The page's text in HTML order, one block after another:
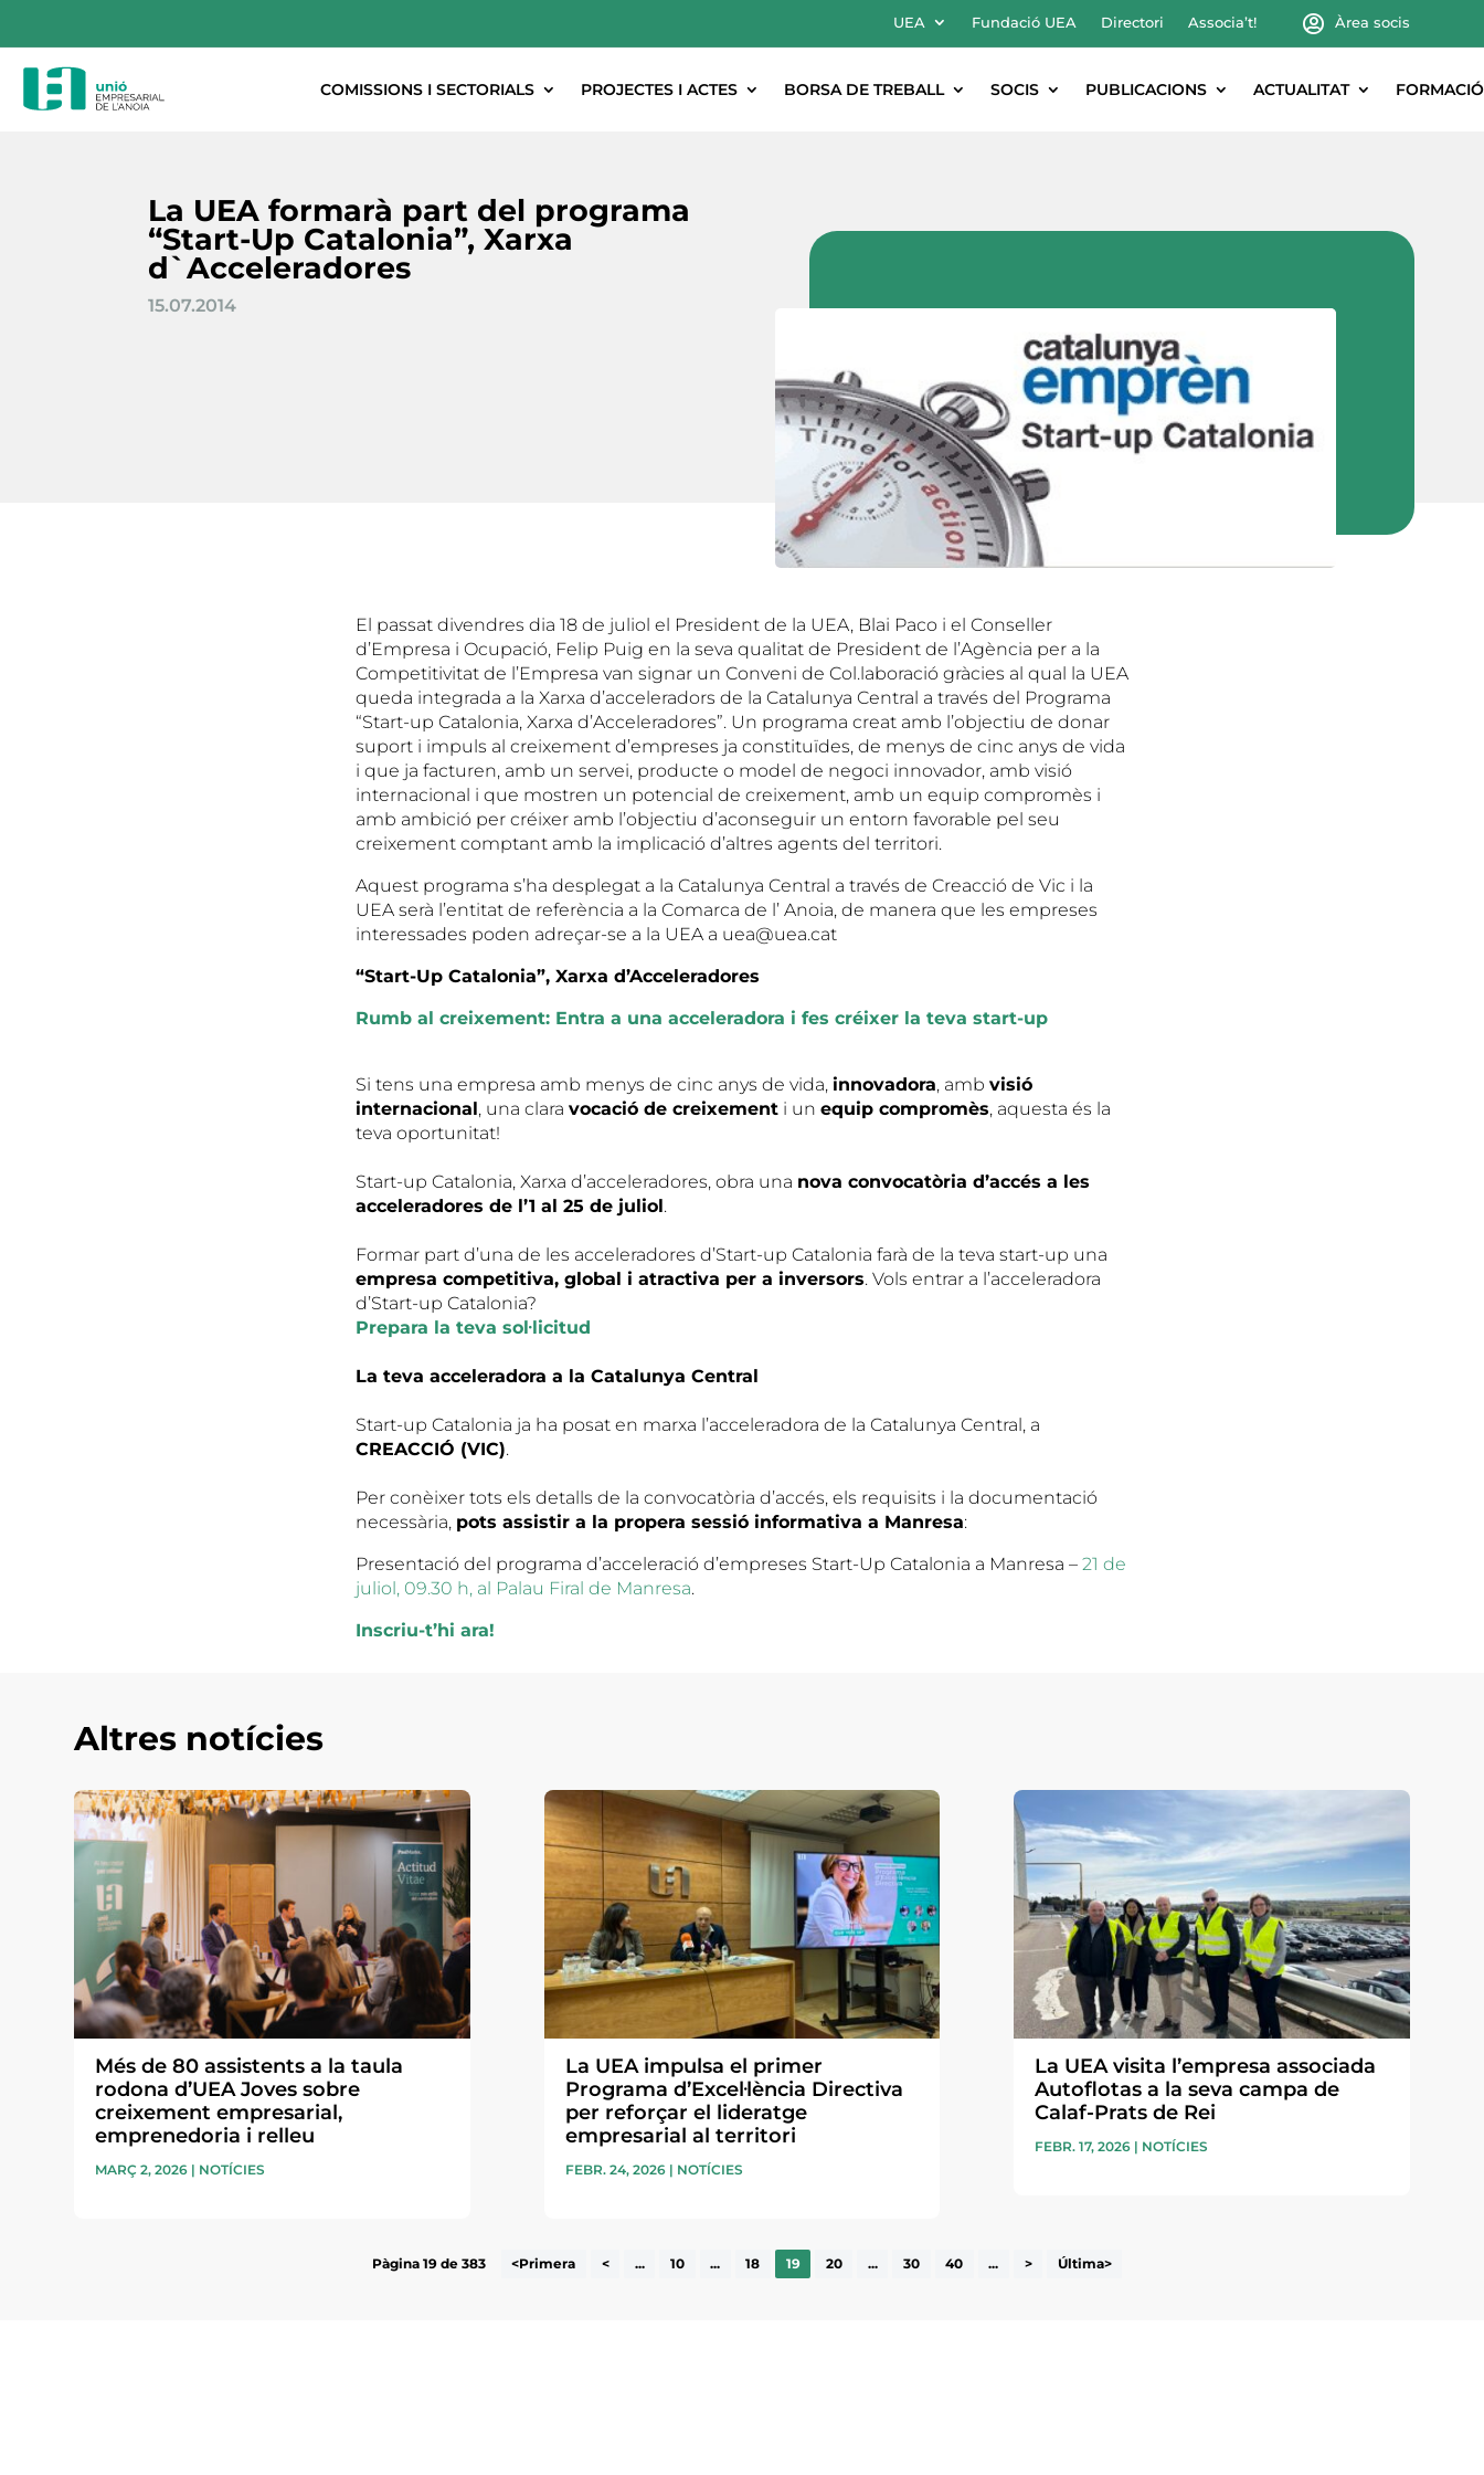
UEA Fundació UEA Directori Associa’t! Àrea socis
COMISSIONS I SECTORIALS PROJECTES I ACTES BORSA DE TREBALL SOCIS PUBLICACIONS ACTUALITAT FORMACIÓ
La UEA formarà part del programa
“Start-Up Catalonia”, Xarxa
d`Acceleradores
15.07.2014
El passat divendres dia 18 de juliol el President de la UEA, Blai Paco i el Conseller
d’Empresa i Ocupació, Felip Puig en la seva qualitat de President de l’Agència per a la
Competitivitat de l’Empresa van signar un Conveni de Col.laboració gràcies al qual la UEA
queda integrada a la Xarxa d’acceleradors de la Catalunya Central a través del Programa
“Start-up Catalonia, Xarxa d’Acceleradores”. Un programa creat amb l’objectiu de donar
suport i impuls al creixement d’empreses ja constituïdes, de menys de cinc anys de vida
i que ja facturen, amb un servei, producte o model de negoci innovador, amb visió
internacional i que mostren un potencial de creixement, amb un equip compromès i
amb ambició per créixer amb l’objectiu d’aconseguir un entorn favorable pel seu
creixement comptant amb la implicació d’altres agents del territori.
Aquest programa s’ha desplegat a la Catalunya Central a través de Creacció de Vic i la
UEA serà l’entitat de referència a la Comarca de l’ Anoia, de manera que les empreses
interessades poden adreçar-se a la UEA a uea@uea.cat
“Start-Up Catalonia”, Xarxa d’Acceleradores
Rumb al creixement: Entra a una acceleradora i fes créixer la teva start-up
Si tens una empresa amb menys de cinc anys de vida, innovadora, amb visió
internacional, una clara vocació de creixement i un equip compromès, aquesta és la
teva oportunitat!
Start-up Catalonia, Xarxa d’acceleradores, obra una nova convocatòria d’accés a les
acceleradores de l’1 al 25 de juliol.
Formar part d’una de les acceleradores d’Start-up Catalonia farà de la teva start-up una
empresa competitiva, global i atractiva per a inversors. Vols entrar a l’acceleradora
d’Start-up Catalonia?
Prepara la teva sol·licitud
La teva acceleradora a la Catalunya Central
Start-up Catalonia ja ha posat en marxa l’acceleradora de la Catalunya Central, a
CREACCIÓ (VIC).
Per conèixer tots els detalls de la convocatòria d’accés, els requisits i la documentació
necessària, pots assistir a la propera sessió informativa a Manresa:
Presentació del programa d’acceleració d’empreses Start-Up Catalonia a Manresa – 21 de
juliol, 09.30 h, al Palau Firal de Manresa.
Inscriu-t’hi ara!
Altres notícies
Més de 80 assistents a la taula
rodona d’UEA Joves sobre
creixement empresarial,
emprenedoria i relleu
MARÇ 2, 2026 | NOTÍCIES
La UEA impulsa el primer
Programa d’Excel·lència Directiva
per reforçar el lideratge
empresarial al territori
FEBR. 24, 2026| NOTÍCIES
La UEA visita l’empresa associada
Autoflotas a la seva campa de
Calaf-Prats de Rei
FEBR. 17, 2026| NOTÍCIES
Pàgina 19 de 383 <Primera < ... 10 ... 18 19 20 ... 30 40 ... > Última>